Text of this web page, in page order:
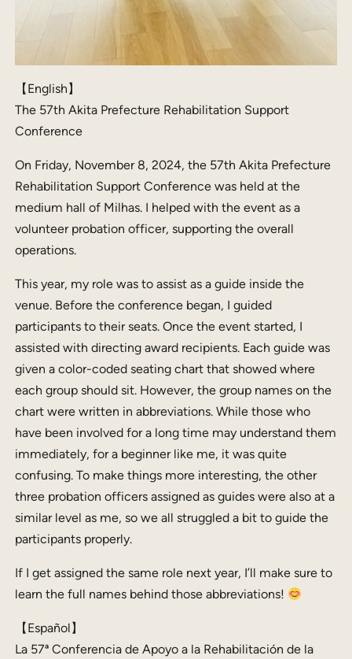
【English】
The 57th Akita Prefecture Rehabilitation Support
Conference
On Friday, November 8, 2024, the 57th Akita Prefecture
Rehabilitation Support Conference was held at the
medium hall of Milhas. I helped with the event as a
volunteer probation officer, supporting the overall
operations.
This year, my role was to assist as a guide inside the
venue. Before the conference began, I guided
participants to their seats. Once the event started, I
assisted with directing award recipients. Each guide was
given a color-coded seating chart that showed where
each group should sit. However, the group names on the
chart were written in abbreviations. While those who
have been involved for a long time may understand them
immediately, for a beginner like me, it was quite
confusing. To make things more interesting, the other
three probation officers assigned as guides were also at a
similar level as me, so we all struggled a bit to guide the
participants properly.
If I get assigned the same role next year, I’ll make sure to
learn the full names behind those abbreviations!
【Español】
La 57ª Conferencia de Apoyo a la Rehabilitación de la